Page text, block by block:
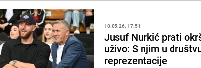
10.05.26. 17:51
Jusuf Nurkić prati
uživo: S njim u
reprezentacije